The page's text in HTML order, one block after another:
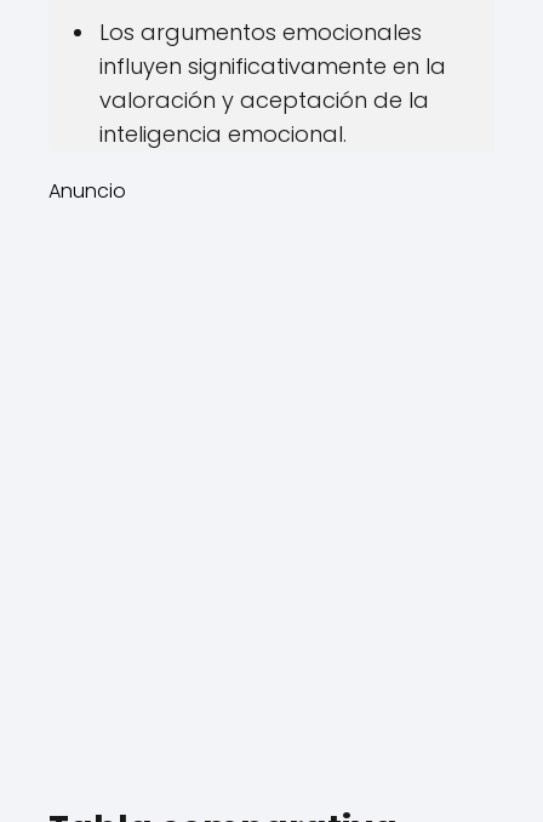
Los argumentos emocionales
influyen significativamente en la
valoración y aceptación de la
inteligencia emocional.
Anuncio